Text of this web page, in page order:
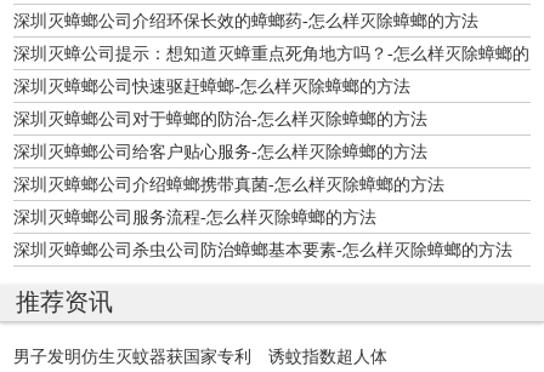
螂的方法
深圳灭蟑螂公司介绍环保长效的蟑螂药-怎么样灭除蟑螂的方法
深圳灭蟑公司提示：想知道灭蟑重点死角地方吗？-怎么样灭除蟑螂的
方法
深圳灭蟑螂公司快速驱赶蟑螂-怎么样灭除蟑螂的方法
深圳灭蟑螂公司对于蟑螂的防治-怎么样灭除蟑螂的方法
深圳灭蟑螂公司给客户贴心服务-怎么样灭除蟑螂的方法
深圳灭蟑螂公司介绍蟑螂携带真菌-怎么样灭除蟑螂的方法
深圳灭蟑螂公司服务流程-怎么样灭除蟑螂的方法
深圳灭蟑螂公司杀虫公司防治蟑螂基本要素-怎么样灭除蟑螂的方法
推荐资讯
男子发明仿生灭蚊器获国家专利 诱蚊指数超人体